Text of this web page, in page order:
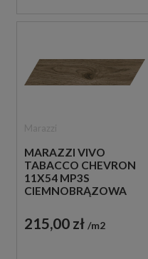
MARAZZI VIVO
TABACCO CHEVRON
11X54 MP3S
CIEMNOBRĄZOWA
DREWNOPODOBNA
215,00 zł m2